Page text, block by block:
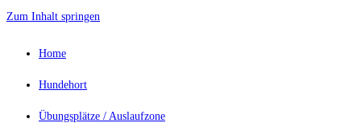
Zum Inhalt springen
Home
Hundehort
Übungsplätze / Auslaufzone